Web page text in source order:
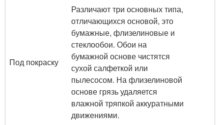
Под покраску
Различают три основных типа,
отличающихся основой, это
бумажные, флизелиновые и
стеклообои. Обои на
бумажной основе чистятся
сухой салфеткой или
пылесосом. На флизелиновой
основе грязь удаляется
влажной тряпкой аккуратными
движениями.